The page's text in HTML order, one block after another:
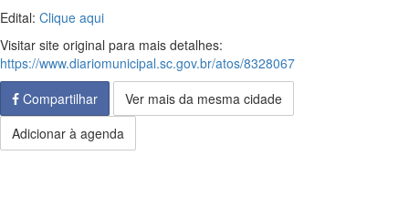
Edital: Clique aqui
Visitar site original para mais detalhes:
https://www.diariomunicipal.sc.gov.br/atos/8328067
Compartilhar
Ver mais da mesma cidade
Adicionar à agenda